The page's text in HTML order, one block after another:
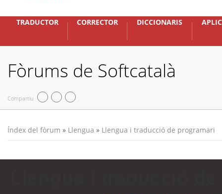
TRADUCTOR CORRECTOR DICCIONARIS
Fòrums de Softcatalà
Compartiu
Índex del fòrum » Llengua » Llengua i traducció de programari